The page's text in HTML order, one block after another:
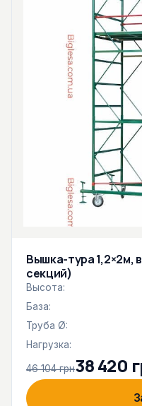
Вышка-тура 1,2×2м,
секций)
Высота:
База:
Труба Ø:
Нагрузка:
46 104 грн38 420